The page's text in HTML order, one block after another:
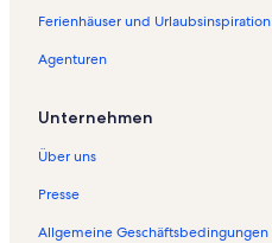
Ferienhäuser und Urlaubsinspiration
Agenturen
Unternehmen
Über uns
Presse
Allgemeine Geschäftsbedingungen